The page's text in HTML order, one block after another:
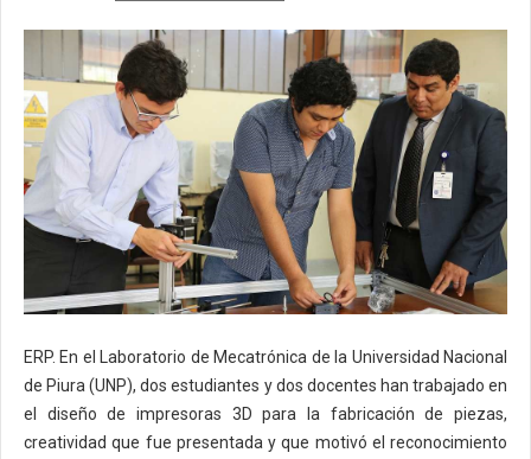
ERP. En el Laboratorio de Mecatrónica de la Universidad Nacional
de Piura (UNP), dos estudiantes y dos docentes han trabajado en
el diseño de impresoras 3D para la fabricación de piezas,
creatividad que fue presentada y que motivó el reconocimiento